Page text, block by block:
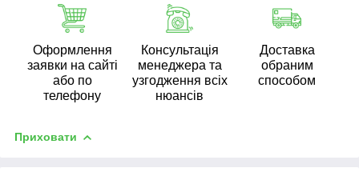
Оформлення
заявки на сайті
або по
телефону
Консультація
менеджера та
узгодження всіх
нюансів
Доставка
обраним
способом
Приховати